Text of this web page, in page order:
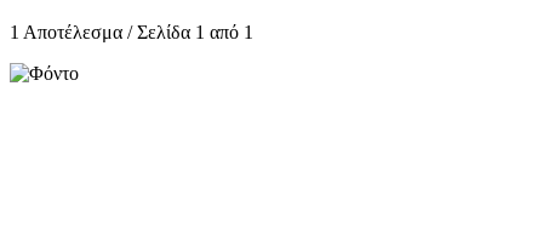
1 Αποτέλεσμα / Σελίδα 1 από 1